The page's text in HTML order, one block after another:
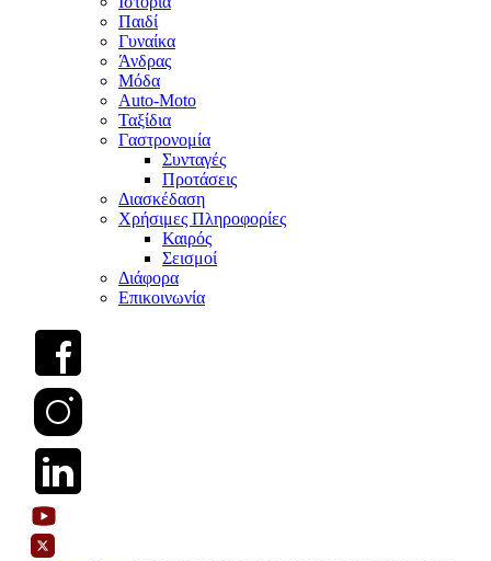
Παιδί
Γυναίκα
Άνδρας
Μόδα
Auto-Moto
Ταξίδια
Γαστρονομία
Συνταγές
Προτάσεις
Διασκέδαση
Χρήσιμες Πληροφορίες
Καιρός
Σεισμοί
Διάφορα
Επικοινωνία